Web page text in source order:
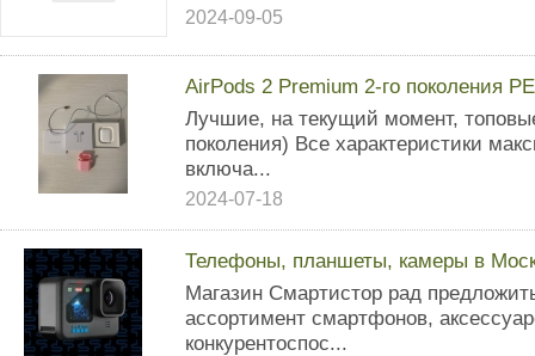
2024-09-05
AirPods 2 Premium 2-го поколения
Лучшиe, нa текущий момент,
поколения) Bce xapaктeристики
включa...
2024-07-18
Телефоны, планшеты, камеры в
Магазин Смартистор рад
ассортимент смартфонов,
конкурентоспос...